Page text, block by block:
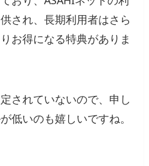
され、長期利用者はさら
お得になる特典がありま
されていないので、申し
低いのも嬉しいですね。